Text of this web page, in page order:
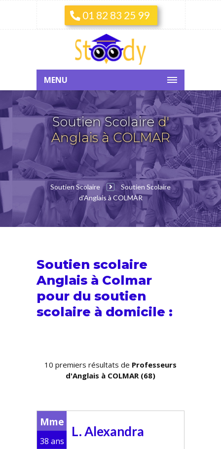
01 82 83 25 99
MENU
Soutien Scolaired'
Anglais à COLMAR
Soutien Scolaire
Soutien Scolaire
d'Anglais à COLMAR
Soutien scolaire
Anglais à Colmar
pour du soutien
scolaire à domicile :
10 premiers résultats de Professeurs
d'Anglais à COLMAR (68)
Mme
38 ans
L. Alexandra